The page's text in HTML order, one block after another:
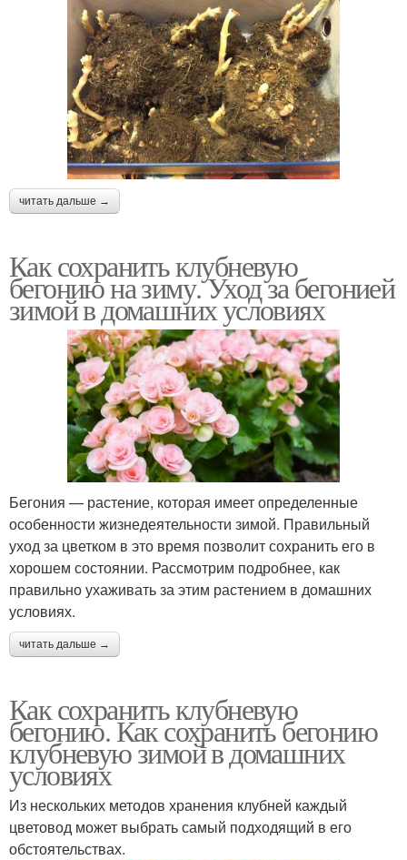
читать дальше →
Как сохранить клубневую
бегонию на зиму. Уход за бегонией
зимой в домашних условиях
Бегония — растение, которая имеет определенные
особенности жизнедеятельности зимой. Правильный
уход за цветком в это время позволит сохранить его в
хорошем состоянии. Рассмотрим подробнее, как
правильно ухаживать за этим растением в домашних
условиях.
читать дальше →
Как сохранить клубневую
бегонию. Как сохранить бегонию
клубневую зимой в домашних
условиях
Из нескольких методов хранения клубней каждый
цветовод может выбрать самый подходящий в его
обстоятельствах.